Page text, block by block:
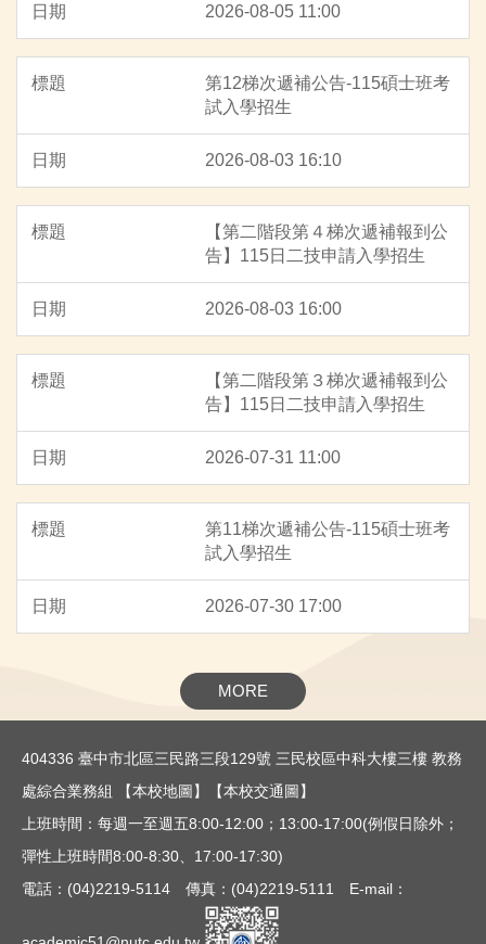
2026-08-05 11:00
第12梯次遞補公告-115碩士班考
試入學招生
2026-08-03 16:10
【第二階段第４梯次遞補報到公
告】115日二技申請入學招生
2026-08-03 16:00
【第二階段第３梯次遞補報到公
告】115日二技申請入學招生
2026-07-31 11:00
第11梯次遞補公告-115碩士班考
試入學招生
2026-07-30 17:00
MORE
404336 臺中市北區三民路三段129號 三民校區中科大樓三樓 教務
處綜合業務組
【本校地圖】
【本校交通圖】
上班時間：每週一至週五8:00-12:00；13:00-17:00(例假日除外；
彈性上班時間8:00-8:30、17:00-17:30)
電話：(04)2219-5114 傳真：(04)2219-5111 E-mail：